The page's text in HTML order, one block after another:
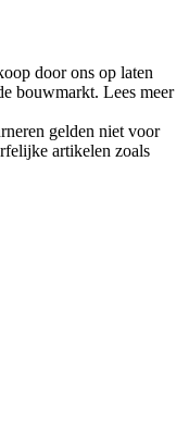
door ons op laten
bouwmarkt. Lees meer
gelden niet voor
artikelen zoals